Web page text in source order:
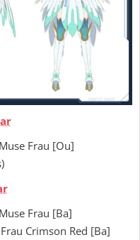
Frau [Ou]
Frau [Ba]
Crimson Red [Ba]